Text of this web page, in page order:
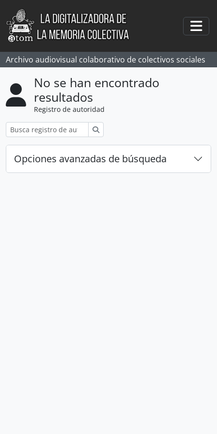
Skip to main content
Archivo audiovisual colaborativo de colectivos sociales
No se han encontrado
resultados
Registro de autoridad
Opciones avanzadas de búsqueda